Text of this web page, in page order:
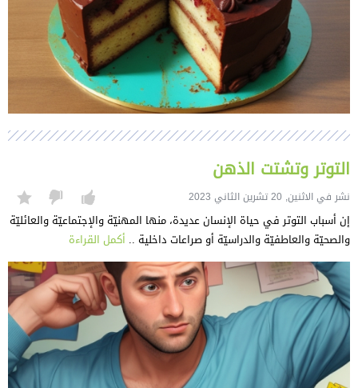
التوتر وتشتت الذهن
نشر في الاثنين, 20 تشرين الثاني 2023
إن أسباب التوتر في حياة الإنسان عديدة، منها المهنيّة والإجتماعيّة والعائليّة
والصحيّة والعاطفيّة والدراسيّة أو صراعات داخلية .. أكمل القراءة